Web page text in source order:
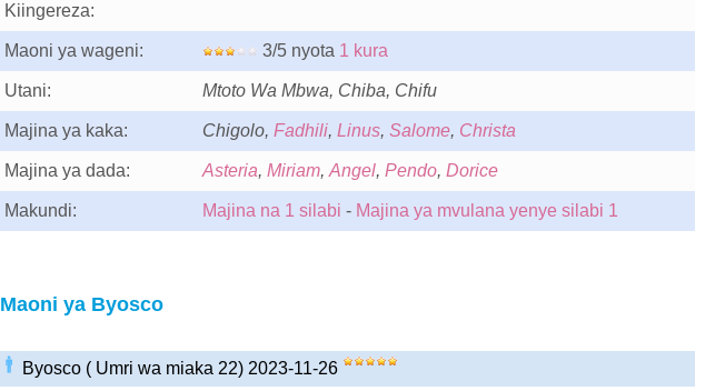
Kiingereza:
Maoni ya wageni: 3/5 nyota 1 kura
Utani: Mtoto Wa Mbwa, Chiba, Chifu
Majina ya kaka: Chigolo, Fadhili, Linus, Salome, Christa
Majina ya dada: Asteria, Miriam, Angel, Pendo, Dorice
Makundi: Majina na 1 silabi - Majina ya mvulana yenye silabi 1
Maoni ya Byosco
Byosco ( Umri wa miaka 22) 2023-11-26